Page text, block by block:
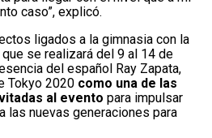
caso”, explicó.
ligados a la gimnasia con la
se realizará del 9 al 14 de
del español Ray Zapata,
Tokyo 2020 como una de las
al evento para impulsar
las nuevas generaciones para